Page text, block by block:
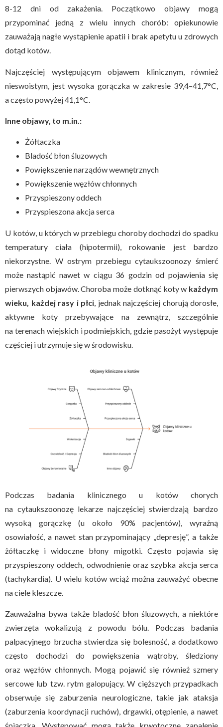
8-12 dni od zakażenia. Początkowo objawy mogą
przypominać jedną z wielu innych chorób: opiekunowie
zauważają nagłe wystąpienie apatii i brak apetytu u zdrowych
dotąd kotów.
Najczęściej występującym objawem klinicznym, również
nieswoistym, jest wysoka gorączka w zakresie 39,4–41,7°C,
a często powyżej 41,1°C.
Inne objawy, to m.in.:
Żółtaczka
Bladość błon śluzowych
Powiększenie narządów wewnętrznych
Powiększenie węzłów chłonnych
Przyspieszony oddech
Przyspieszona akcja serca
U kotów, u których w przebiegu choroby dochodzi do spadku
temperatury ciała (hipotermii), rokowanie jest bardzo
niekorzystne. W ostrym przebiegu cytaukszoonozy śmierć
może nastąpić nawet w ciągu 36 godzin od pojawienia się
pierwszych objawów. Choroba może dotknąć koty w każdym
wieku, każdej rasy i płci , jednak najczęściej chorują dorosłe,
aktywne koty przebywające na zewnątrz, szczególnie
na terenach wiejskich i podmiejskich, gdzie pasożyt występuje
częściej i utrzymuje się w środowisku.
Podczas badania klinicznego u kotów chorych
na cytaukszoonozę lekarze najczęściej stwierdzają bardzo
wysoką gorączkę (u około 90% pacjentów), wyraźną
osowiałość, a nawet stan przypominający „depresję”, a także
żółtaczkę i widoczne błony migotki. Często pojawia się
przyspieszony oddech, odwodnienie oraz szybka akcja serca
(tachykardia). U wielu kotów wciąż można zauważyć obecne
na ciele kleszcze.
Zauważalna bywa także bladość błon śluzowych, a niektóre
zwierzęta wokalizują z powodu bólu. Podczas badania
palpacyjnego brzucha stwierdza się bolesność, a dodatkowo
często dochodzi do powiększenia wątroby, śledziony
oraz węzłów chłonnych. Mogą pojawić się również szmery
sercowe lub tzw. rytm galopujący. W cięższych przypadkach
obserwuje się zaburzenia neurologiczne, takie jak ataksja
(zaburzenia koordynacji ruchów), drgawki, otępienie, a nawet